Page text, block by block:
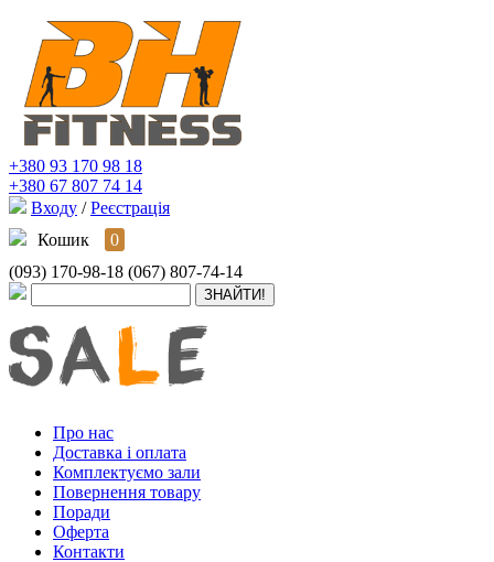
+380 93 170 98 18
+380 67 807 74 14
Входу / Реєстрація
Кошик
0
(093) 170-98-18 (067) 807-74-14
Про нас
Доставка і оплата
Комплектуємо зали
Повернення товару
Поради
Оферта
Контакти